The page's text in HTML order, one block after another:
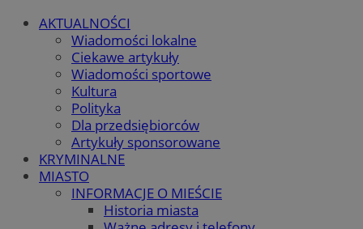
AKTUALNOŚCI
Wiadomości lokalne
Ciekawe artykuły
Wiadomości sportowe
Kultura
Polityka
Dla przedsiębiorców
Artykuły sponsorowane
KRYMINALNE
MIASTO
INFORMACJE O MIEŚCIE
Historia miasta